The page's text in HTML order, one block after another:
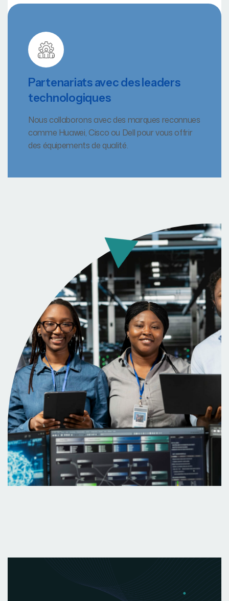
Partenariats avec des leaders
technologiques
Nous collaborons avec des marques reconnues
comme Huawei, Cisco ou Dell pour vous offrir
des équipements de qualité.